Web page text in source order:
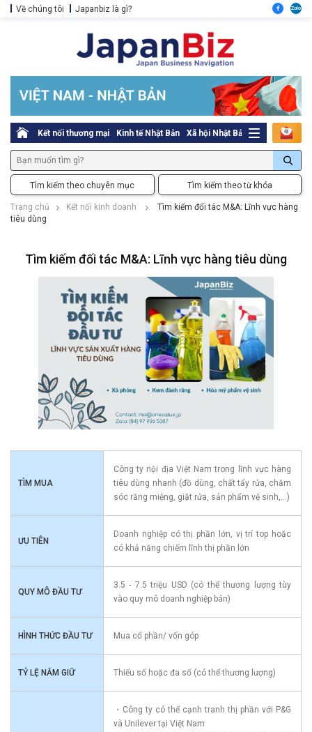
Về chúng tôi Japanbiz là gì?
Kết nối thương mại Kinh tế Nhật Bản Xã hội Nhật Bản Thủ tục pháp
Tìm kiếm theo chuyên mục Tìm kiếm theo từ khóa
Trang chủ Kết nối kinh doanh
Tìm kiếm đối tác M&A: Lĩnh vực hàng
tiêu dùng
Tìm kiếm đối tác M&A: Lĩnh vực hàng tiêu dùng
TÌM MUA
Công ty nội địa Việt Nam trong lĩnh vực hàng
tiêu dùng nhanh (đồ dùng, chất tẩy rửa, chăm
sóc răng miệng, giặt rửa, sản phẩm vệ sinh,...)
ƯU TIÊN
Doanh nghiệp có thị phần lớn, vị trí top hoặc
có khả năng chiếm lĩnh thị phần lớn
QUY MÔ ĐẦU TƯ
3.5 - 7.5 triệu USD (có thể thương lượng tùy
vào quy mô doanh nghiệp bán)
HÌNH THỨC ĐẦU TƯ Mua cổ phần/ vốn góp
TỶ LỆ NẮM GIỮ Thiểu số hoặc đa số (có thể thương lượng)
・Công ty có thể cạnh tranh thị phần với P&G
và Unilever tại Việt Nam